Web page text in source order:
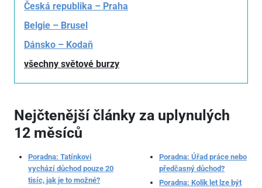
Česká republika – Praha
Belgie – Brusel
Dánsko – Kodaň
všechny světové burzy
Nejčtenější články za uplynulých
12 měsíců
Poradna: Tatínkovi
vychází důchod pouze 20
tisíc, jak je to možné?
Poradna: Úřad práce nebo
předčasný důchod?
Poradna: Kolik let lze být